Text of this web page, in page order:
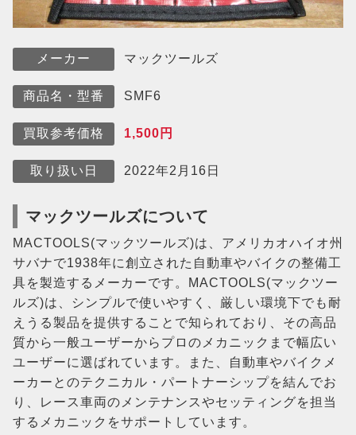
メーカー マックツールズ
商品名・型番 SMF6
買取参考価格 1,500円
取り扱い日 2022年2月16日
マックツールズについて
MACTOOLS(マックツールズ)は、アメリカオハイオ州
サバナで1938年に創立された自動車やバイクの整備工
具を製造するメーカーです。MACTOOLS(マックツー
ルズ)は、シンプルで使いやすく、厳しい環境下でも耐
えうる製品を提供することで知られており、その高品
質から一般ユーザーからプロのメカニックまで幅広い
ユーザーに選ばれています。また、自動車やバイクメ
ーカーとのテクニカル・パートナーシップを結んでお
り、レース車両のメンテナンスやセッティングを担当
するメカニックをサポートしています​。